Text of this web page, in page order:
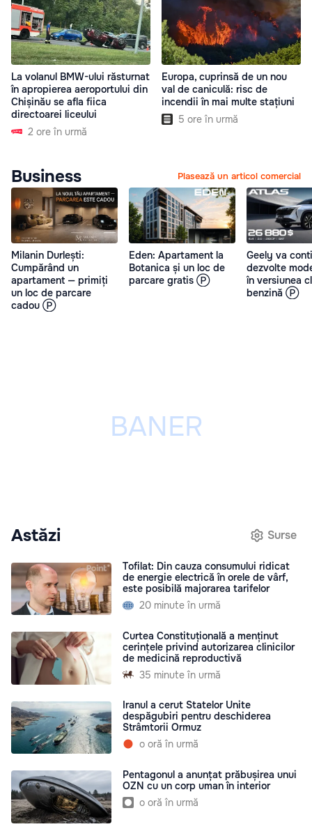
La volanul BMW-ului răsturnat
în apropierea aeroportului din
Chișinău se afla fiica
directoarei liceului
2 ore în urmă
Europa, cuprinsă de un nou
val de caniculă: risc de
incendii în mai multe stațiuni
5 ore în urmă
Business Plasează un articol comercial
Milanin Durlești:
Cumpărând un
apartament — primiți
un loc de parcare
cadou Ⓟ
Eden: Apartament la
Botanica și un loc de
parcare gratis Ⓟ
Geely va
dezvolte
în versiunea
benzină Ⓟ
Astăzi Surse
Tofilat: Din cauza consumului ridicat
de energie electrică în orele de vârf,
este posibilă majorarea tarifelor
20 minute în urmă
Curtea Constituțională a menținut
cerințele privind autorizarea clinicilor
de medicină reproductivă
35 minute în urmă
Iranul a cerut Statelor Unite
despăgubiri pentru deschiderea
Strâmtorii Ormuz
o oră în urmă
Pentagonul a anunțat prăbușirea unui
OZN cu un corp uman în interior
o oră în urmă